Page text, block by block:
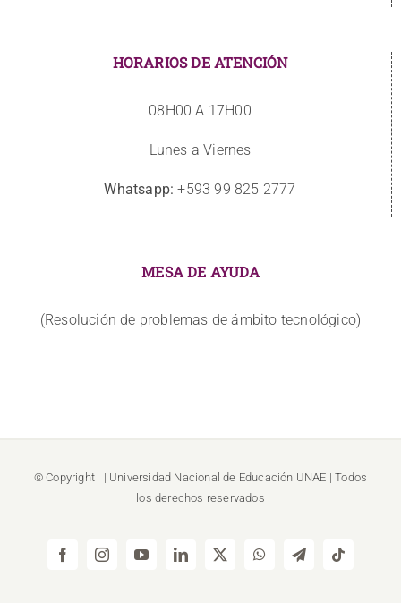
HORARIOS DE ATENCIÓN
08H00 A 17H00
Lunes a Viernes
Whatsapp: +593 99 825 2777
MESA DE AYUDA
(Resolución de problemas de ámbito tecnológico)
© Copyright | Universidad Nacional de Educación UNAE | Todos
los derechos reservados
FacebookInstagramYouTubeLinkedIn
X WhatsAppTelegramTiktok